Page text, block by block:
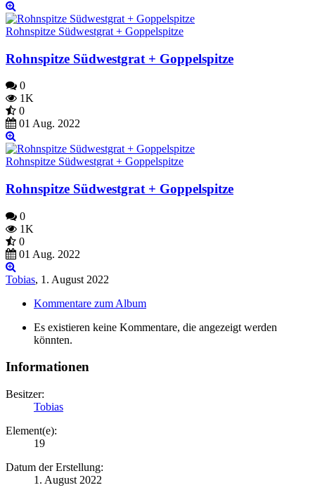
Rohnspitze Südwestgrat + Goppelspitze
Rohnspitze Südwestgrat + Goppelspitze
0
1K
0
01 Aug. 2022
Rohnspitze Südwestgrat + Goppelspitze
Rohnspitze Südwestgrat + Goppelspitze
0
1K
0
01 Aug. 2022
Tobias, 1. August 2022
Kommentare zum Album
Es existieren keine Kommentare, die angezeigt werden
könnten.
Informationen
Besitzer:
Tobias
Element(e):
19
Datum der Erstellung:
1. August 2022